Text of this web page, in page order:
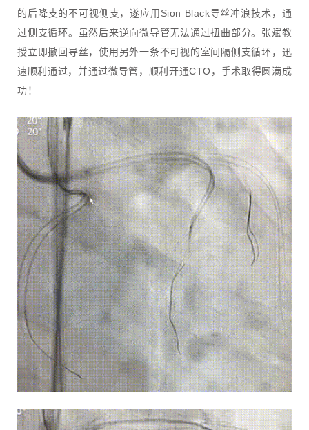
的后降支的不可视侧支，遂应用Sion Black导丝冲浪技术，通
过侧支循环。虽然后来逆向微导管无法通过扭曲部分。张斌教
授立即撤回导丝，使用另外一条不可视的室间隔侧支循环，迅
速顺利通过，并通过微导管，顺利开通CTO，手术取得圆满成
功！